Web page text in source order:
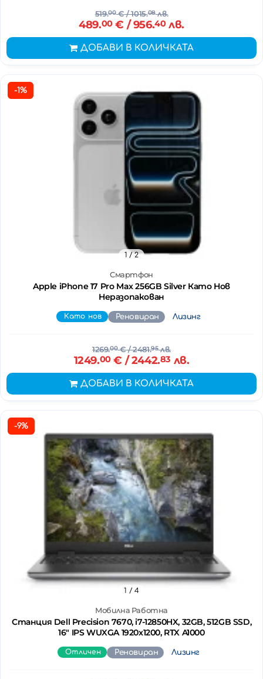
519.00€/ 1015.08лв.
489.00€ / 956.40лв.
ДОБАВИ В КОЛИЧКАТА
-1%
Смартфон
Apple iPhone 17 Pro Max 256GB Silver Като Нов
Неразопакован
1 / 2
Като нов Реновиран Лизинг
1269.00€/ 2481.95лв.
1249.00€ / 2442.83 лв.
ДОБАВИ В КОЛИЧКАТА
-9%
Мобилна Работна
Станция Dell Precision 7670, i7-12850HX, 32GB, 512GB SSD,
16" IPS WUXGA 1920x1200, RTX A1000
1 / 4
Отличен Реновиран Лизинг